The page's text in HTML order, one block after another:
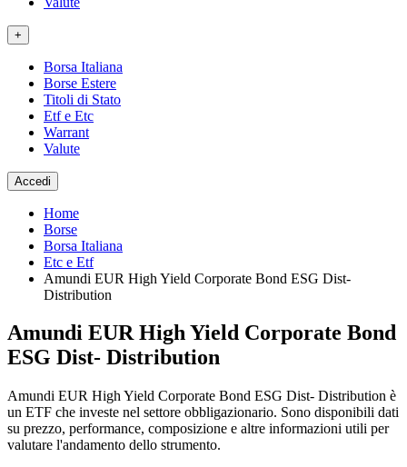
+
Borsa Italiana
Borse Estere
Titoli di Stato
Etf e Etc
Warrant
Valute
Accedi
Home
Borse
Borsa Italiana
Etc e Etf
Amundi EUR High Yield Corporate Bond ESG Dist-
Distribution
Amundi EUR High Yield Corporate Bond
ESG Dist- Distribution
Amundi EUR High Yield Corporate Bond ESG Dist- Distribution è
un ETF che investe nel settore obbligazionario. Sono disponibili dati
su prezzo, performance, composizione e altre informazioni utili per
valutare l'andamento dello strumento.